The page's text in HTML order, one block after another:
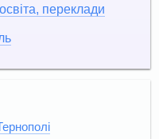
переклади